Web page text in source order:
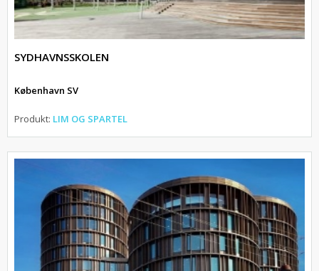
SYDHAVNSSKOLEN
København SV
Produkt: LIM OG SPARTEL